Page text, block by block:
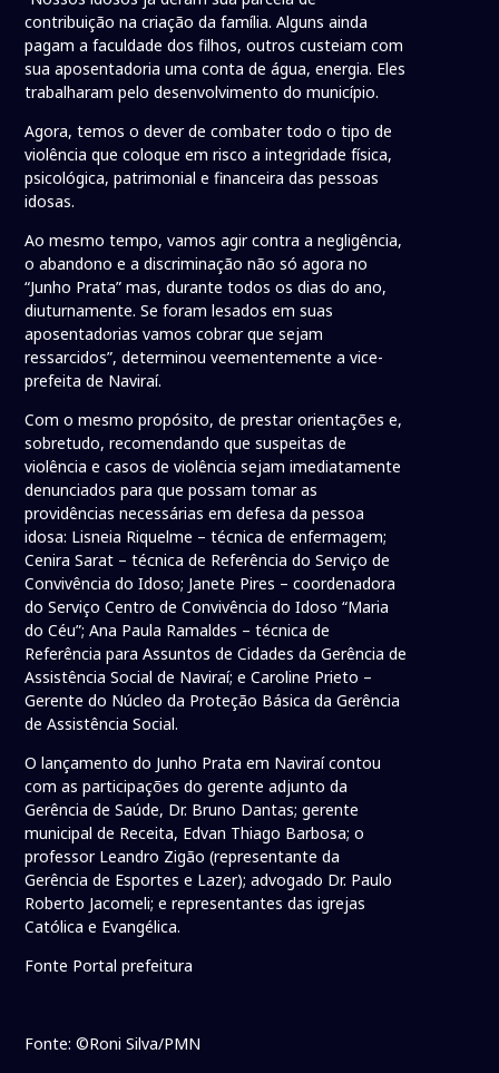
contribuição na criação da família. Alguns ainda
pagam a faculdade dos filhos, outros custeiam com
sua aposentadoria uma conta de água, energia. Eles
trabalharam pelo desenvolvimento do município.
Agora, temos o dever de combater todo o tipo de
violência que coloque em risco a integridade física,
psicológica, patrimonial e financeira das pessoas
idosas.
Ao mesmo tempo, vamos agir contra a negligência,
o abandono e a discriminação não só agora no
“Junho Prata” mas, durante todos os dias do ano,
diuturnamente. Se foram lesados em suas
aposentadorias vamos cobrar que sejam
ressarcidos”, determinou veementemente a vice-
prefeita de Naviraí.
Com o mesmo propósito, de prestar orientações e,
sobretudo, recomendando que suspeitas de
violência e casos de violência sejam imediatamente
denunciados para que possam tomar as
providências necessárias em defesa da pessoa
idosa: Lisneia Riquelme – técnica de enfermagem;
Cenira Sarat – técnica de Referência do Serviço de
Convivência do Idoso; Janete Pires – coordenadora
do Serviço Centro de Convivência do Idoso “Maria
do Céu”; Ana Paula Ramaldes – técnica de
Referência para Assuntos de Cidades da Gerência de
Assistência Social de Naviraí; e Caroline Prieto –
Gerente do Núcleo da Proteção Básica da Gerência
de Assistência Social.
O lançamento do Junho Prata em Naviraí contou
com as participações do gerente adjunto da
Gerência de Saúde, Dr. Bruno Dantas; gerente
municipal de Receita, Edvan Thiago Barbosa; o
professor Leandro Zigão (representante da
Gerência de Esportes e Lazer); advogado Dr. Paulo
Roberto Jacomeli; e representantes das igrejas
Católica e Evangélica.
Fonte Portal prefeitura
Fonte: ©Roni Silva/PMN